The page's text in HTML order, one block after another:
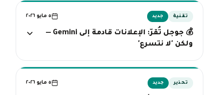
تقنية جديد ٥ مايو ٢٠٢٦
💰 جوجل تُقرّ: الإعلانات قادمة إلى Gemini —
ولكن 'لا نتسرع'
تحذير جديد ٥ مايو ٢٠٢٦